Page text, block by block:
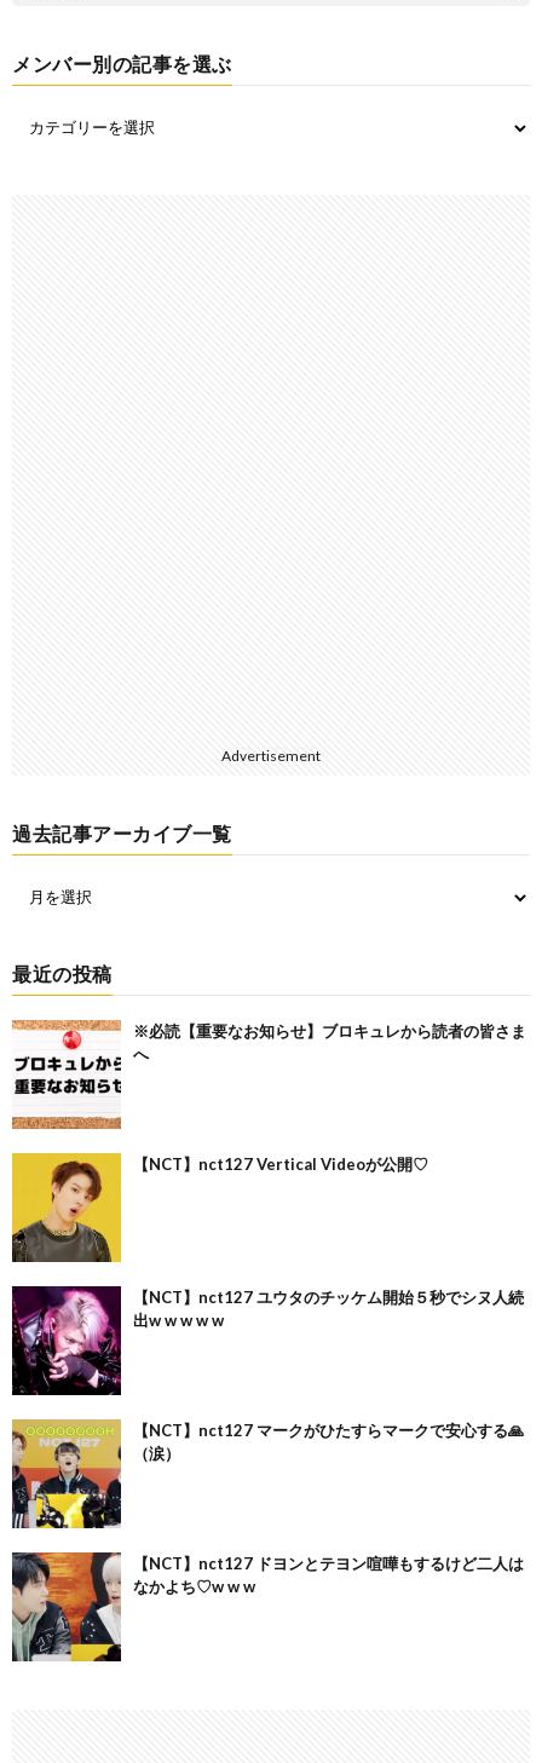
メンバー別の記事を選ぶ
Advertisement
過去記事アーカイブ一覧
最近の投稿
※必読【重要なお知らせ】ブロキュレから読者の皆さま
へ
【NCT】nct127 Vertical Videoが公開♡
【NCT】nct127 ユウタのチッケム開始５秒でシヌ人続
出w w w w w
【NCT】nct127 マークがひたすらマークで安心する🙏
（涙）
【NCT】nct127 ドヨンとテヨン喧嘩もするけど二人は
なかよち♡w w w